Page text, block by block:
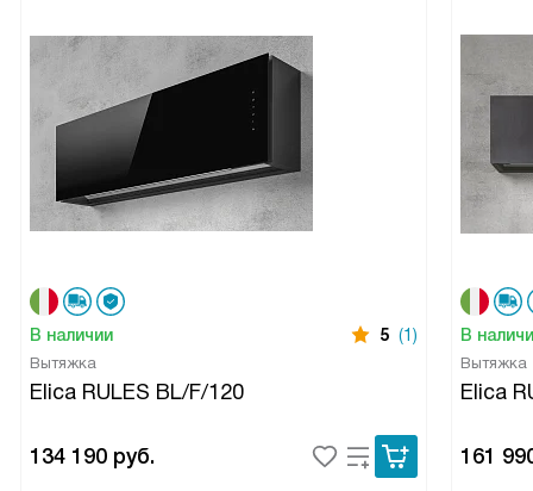
В наличии 5 (1)
Вытяжка
Elica RULES BL/F/120
134 190 руб.
В
Вытяжка
Elica
161